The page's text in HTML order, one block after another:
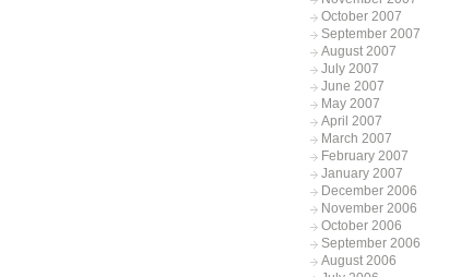
October 2007
September 2007
August 2007
July 2007
June 2007
May 2007
April 2007
March 2007
February 2007
January 2007
December 2006
November 2006
October 2006
September 2006
August 2006